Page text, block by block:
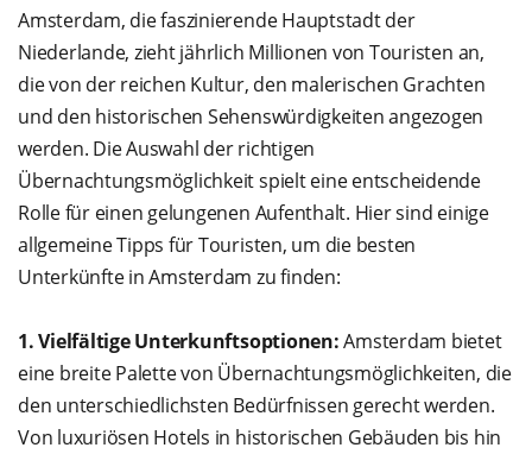
Amsterdam, die faszinierende Hauptstadt der
Niederlande, zieht jährlich Millionen von Touristen an,
die von der reichen Kultur, den malerischen Grachten
und den historischen Sehenswürdigkeiten angezogen
werden. Die Auswahl der richtigen
Übernachtungsmöglichkeit spielt eine entscheidende
Rolle für einen gelungenen Aufenthalt. Hier sind einige
allgemeine Tipps für Touristen, um die besten
Unterkünfte in Amsterdam zu finden:
1. Vielfältige Unterkunftsoptionen:Amsterdam bietet
eine breite Palette von Übernachtungsmöglichkeiten, die
den unterschiedlichsten Bedürfnissen gerecht werden.
Von luxuriösen Hotels in historischen Gebäuden bis hin